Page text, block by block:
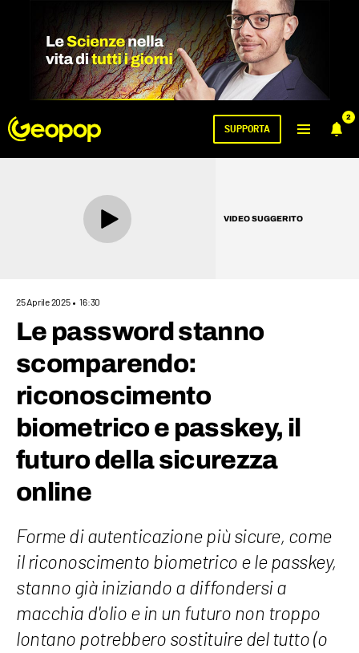
2
SUPPORTA
VIDEO SUGGERITO
25 Aprile 2025 16:30
Le password stanno
scomparendo:
riconoscimento
biometrico e passkey, il
futuro della sicurezza
online
Forme di autenticazione più sicure, come
il riconoscimento biometrico e le passkey,
stanno già iniziando a diffondersi a
macchia d'olio e in un futuro non troppo
lontano potrebbero sostituire del tutto (o